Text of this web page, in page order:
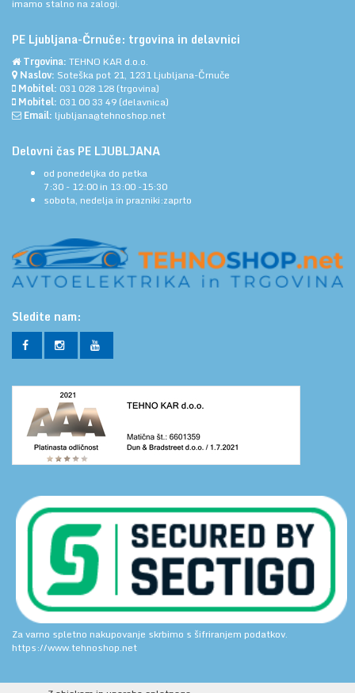
imamo stalno na zalogi.
PE Ljubljana-Črnuče: trgovina in delavnici
Trgovina: TEHNO KAR d.o.o.
Naslov: Soteška pot 21, 1231 Ljubljana-Črnuče
Mobitel: 031 028 128 (trgovina)
Mobitel: 031 00 33 49 (delavnica)
Email: ljubljana@tehnoshop.net
Delovni čas PE LJUBLJANA
od ponedeljka do petka
7:30 - 12:00 in 13:00 -15:30
sobota, nedelja in prazniki:zaprto
Sledite nam:
Za varno spletno nakupovanje skrbimo s šifriranjem podatkov.
https://www.tehnoshop.net